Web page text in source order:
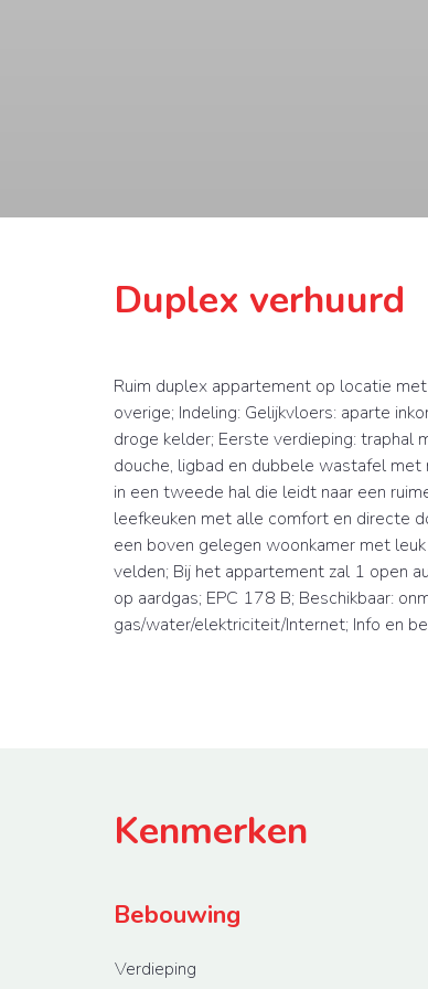
Duplex verhuurd
Ruim duplex appartement op locatie
overige; Indeling: Gelijkvloers: aparte
droge kelder; Eerste verdieping: traphal
douche, ligbad en dubbele wastafel
in een tweede hal die leidt naar een
leefkeuken met alle comfort en directe
een boven gelegen woonkamer met
velden; Bij het appartement zal 1 open
op aardgas; EPC 178 B; Beschikbaar:
gas/water/elektriciteit/Internet; Info en
Kenmerken
Bebouwing
Verdieping